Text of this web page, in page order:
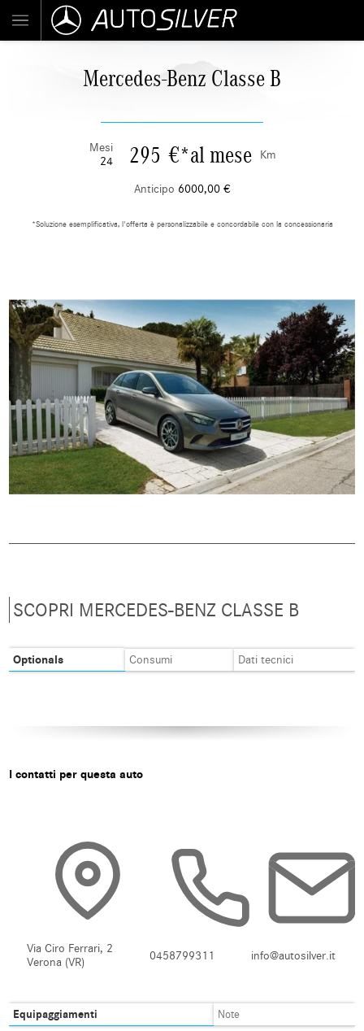
Mercedes-Benz Classe B
Mesi
24
295 €*al mese Km
Anticipo 6000,00 €
*Soluzione esemplificativa, l'offerta è personalizzabile e concordabile con la concessionaria
SCOPRI MERCEDES-BENZ CLASSE B
Optionals Consumi Dati tecnici
I contatti per questa auto
Via Ciro Ferrari, 2
Verona (VR)
0458799311 info@autosilver.it
Equipaggiamenti Note